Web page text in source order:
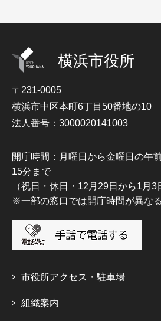
横浜市役所
〒231-0005
横浜市中区本町6丁目50番地の10
法人番号：3000020141003
開庁時間：月曜日から金曜日の午
15分まで
（祝日・休日・12月29日から1月3
※一部の窓口では開庁時間が異な
市役所アクセス・駐車場
組織案内